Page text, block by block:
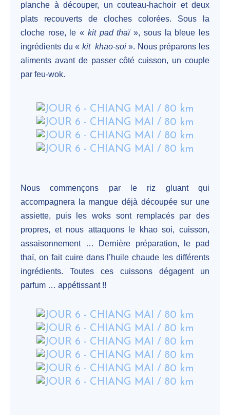
planche à découper, un couteau-hachoir et deux
plats recouverts de cloches colorées. Sous la
cloche rose, le « kit pad thaï», sous la bleue les
ingrédients du « kit khao-soi». Nous préparons les
aliments avant de passer côté cuisson, un couple
par feu-wok.
Nous commençons par le riz gluant qui
accompagnera la mangue déjà découpée sur une
assiette, puis les woks sont remplacés par des
propres, et nous attaquons le khao soi, cuisson,
assaisonnement … Dernière préparation, le pad
thaï, on fait cuire dans l’huile chaude les différents
ingrédients. Toutes ces cuissons dégagent un
parfum … appétissant !!